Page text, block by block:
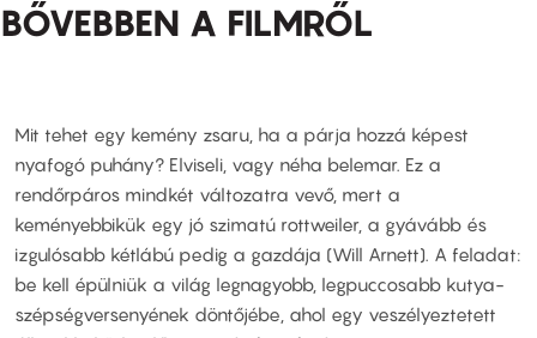
BŐVEBBEN A FILMRŐL
Mit tehet egy kemény zsaru, ha a párja hozzá képest
nyafogó puhány? Elviseli, vagy néha belemar. Ez a
rendőrpáros mindkét változatra vevő, mert a
keményebbikük egy jó szimatú rottweiler, a gyávább és
izgulósabb kétlábú pedig a gazdája (Will Arnett). A feladat:
be kell épülniük a világ legnagyobb, legpuccosabb kutya-
szépségversenyének döntőjébe, ahol egy veszélyeztetett